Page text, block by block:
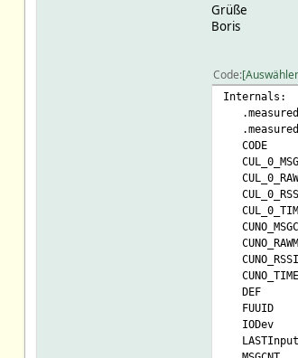
Grüße
Boris
Code
Internals:
CODE
DEF
FUUID
IODev